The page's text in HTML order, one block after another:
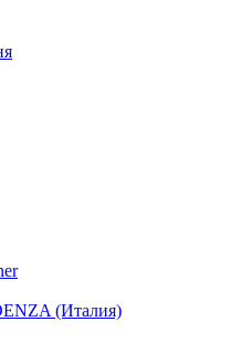
(Италия)